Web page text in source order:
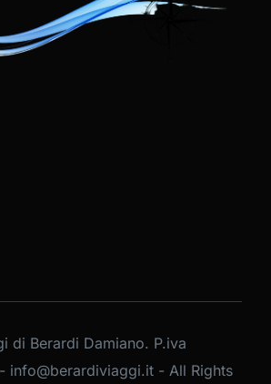
di Berardi Damiano. P.iva
- All Rights